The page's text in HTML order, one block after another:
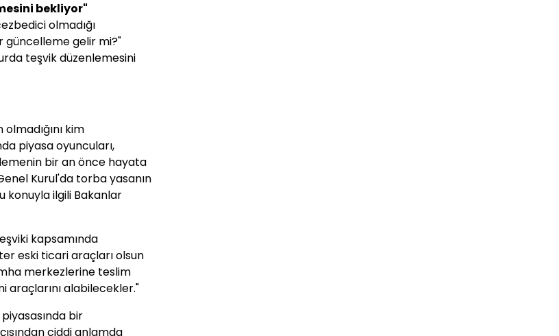
bekliyor"
olmadığı
güncelleme gelir mi?"
teşvik düzenlemesini
kim
piyasa oyuncuları,
bir an önce hayata
Kurul'da torba yasanın
konuyla ilgili Bakanlar
kapsamında
eski ticari araçları olsun
merkezlerine teslim
alabilecekler."
bir
ciddi anlamda